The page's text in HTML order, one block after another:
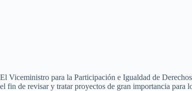
El Viceministro para la Participación e Igualdad de
el fin de revisar y tratar proyectos de gran importancia para